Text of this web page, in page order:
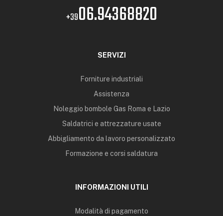
+3906.94368820
SERVIZI
Forniture industriali
Assistenza
Noleggio bombole Gas Roma e Lazio
Saldatrici e attrezzature usate
Abbigliamento da lavoro personalizzato
Formazione e corsi saldatura
INFORMAZIONI UTILI
Modalità di pagamento